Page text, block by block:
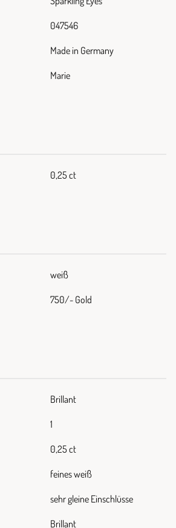
047546
Made in Germany
Marie
0,25 ct
weiß
750/- Gold
Brillant
1
0,25 ct
feines weiß
sehr gleine Einschlüsse
Brillant